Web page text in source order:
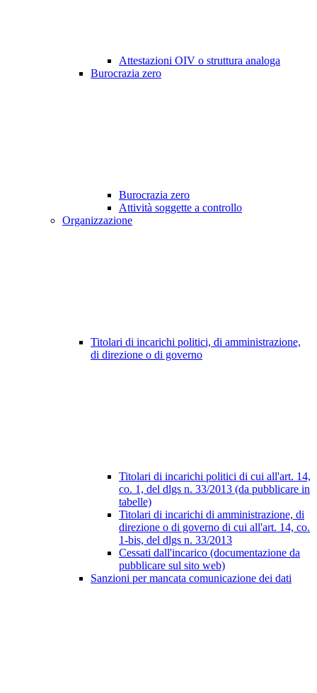
Attestazioni OIV o struttura analoga
Burocrazia zero
Burocrazia zero
Attività soggette a controllo
Organizzazione
Titolari di incarichi politici, di amministrazione,
di direzione o di governo
Titolari di incarichi politici di cui all'art. 14,
co. 1, del dlgs n. 33/2013 (da pubblicare in
tabelle)
Titolari di incarichi di amministrazione, di
direzione o di governo di cui all'art. 14, co.
1-bis, del dlgs n. 33/2013
Cessati dall'incarico (documentazione da
pubblicare sul sito web)
Sanzioni per mancata comunicazione dei dati